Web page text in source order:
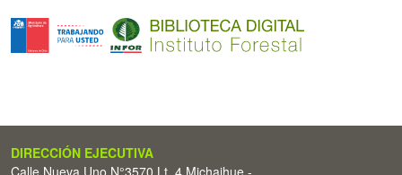
DIRECCIÓN EJECUTIVA
Calle Nueva Uno N°3570 Lt. 4 Michaihue -